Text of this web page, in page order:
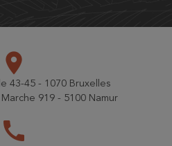
place
43-45 - 1070 Bruxelles
919 - 5100 Namur
call